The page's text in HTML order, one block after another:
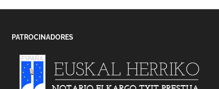
PATROCINADORES